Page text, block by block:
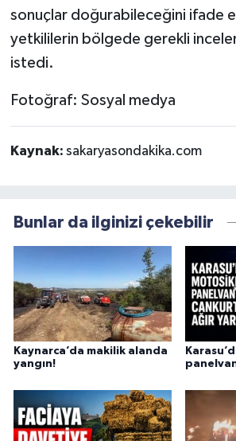
sonuçlar doğurabileceğini ifade
yetkililerin bölgede gerekli
istedi.
Fotoğraf: Sosyal medya
Kaynak: sakaryasondakika.com
Bunlar da ilginizi çekebilir
Kaynarca’da makilik alanda
yangın!